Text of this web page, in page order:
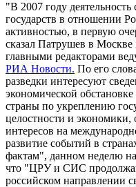
"В 2007 году
государств в отношении
активностью, в первую
сказал Патрушев в Москве
главными редакторами
РИА Новости. По его
разведки интересуют
экономической
страны по укреплению
целостности и
интересов на
развитие событий в
фактам", данном неделю
что "ЦРУ и СИС
российском направлении